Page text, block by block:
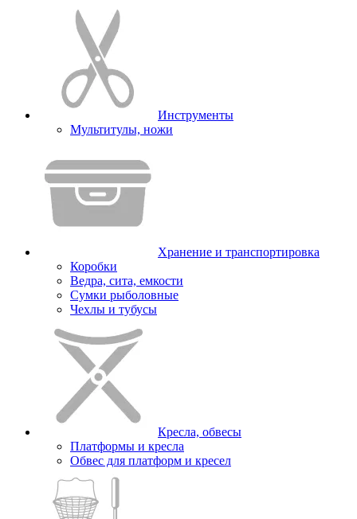
Инструменты
Мультитулы, ножи
Хранение и транспортировка
Коробки
Ведра, сита, емкости
Сумки рыболовные
Чехлы и тубусы
Кресла, обвесы
Платформы и кресла
Обвес для платформ и кресел